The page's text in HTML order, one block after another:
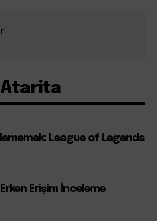
Atarita
League of Legends
Erişim İnceleme